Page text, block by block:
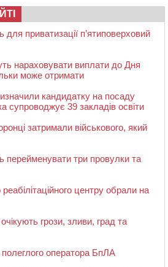
приватизації п’ятиповерховий
нараховувати виплати до Дня
може отримати
кандидатку на посаду
супроводжує 39 закладів освіти
затримали військового, який
перейменувати три провулки та
центру обрали на
грози, зливи, град та
оператора БпЛА